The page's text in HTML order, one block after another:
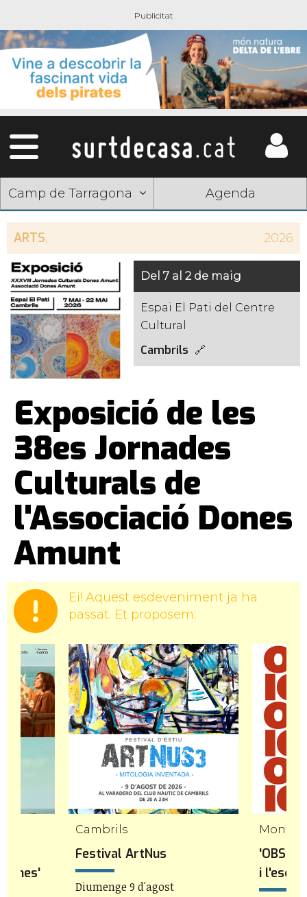
Camp de Tarragona Agenda
ARTS, 2026
Del 7 al 2 de maig
Espai El Pati del Centre
Cultural
Cambrils
Exposició de les
38es Jornades
Culturals de
l'Associació Dones
Amunt
Ei! Aquest esdeveniment ja ha
passat. Et proposem:
Cambrils
Festival ArtNus
Diumenge 9 d'agost
Mont-
i